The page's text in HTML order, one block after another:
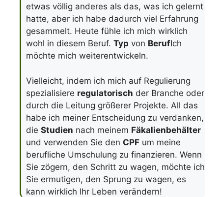
etwas völlig anderes als das, was ich gelernt
hatte, aber ich habe dadurch viel Erfahrung
gesammelt. Heute fühle ich mich wirklich
wohl in diesem Beruf. Typ von BerufIch
möchte mich weiterentwickeln.
Vielleicht, indem ich mich auf Regulierung
spezialisiere regulatorisch der Branche oder
durch die Leitung größerer Projekte. All das
habe ich meiner Entscheidung zu verdanken,
die Studien nach meinem Fäkalienbehälter
und verwenden Sie den CPF um meine
berufliche Umschulung zu finanzieren. Wenn
Sie zögern, den Schritt zu wagen, möchte ich
Sie ermutigen, den Sprung zu wagen, es
kann wirklich Ihr Leben verändern!